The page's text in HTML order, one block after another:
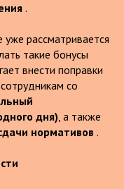
.
рассматривается
такие бонусы
внести поправки
со
дня), а также
нормативов .